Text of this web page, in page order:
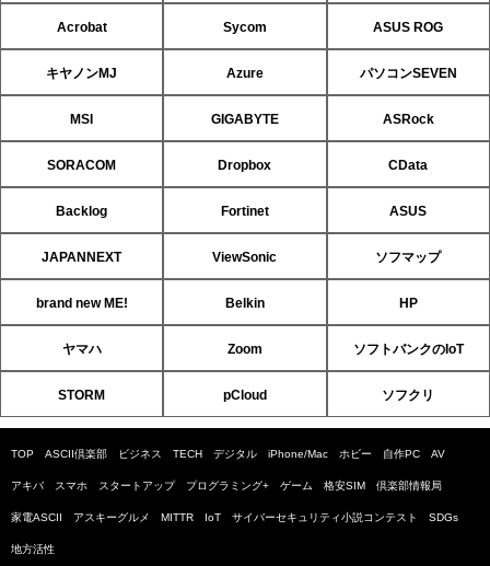
Acrobat Sycom ASUS ROG
キヤノンMJ Azure パソコンSEVEN
MSI GIGABYTE ASRock
SORACOM Dropbox CData
Backlog Fortinet ASUS
JAPANNEXT ViewSonic ソフマップ
brand new ME! Belkin HP
ヤマハ Zoom ソフトバンクのIoT
STORM pCloud ソフクリ
TOP ASCII倶楽部 ビジネス TECH デジタル iPhone/Mac ホビー 自作PC AV
アキバ スマホ スタートアップ プログラミング+ ゲーム 格安SIM 倶楽部情報局
家電ASCII アスキーグルメ MITTR IoT サイバーセキュリティ小説コンテスト SDGs
地方活性